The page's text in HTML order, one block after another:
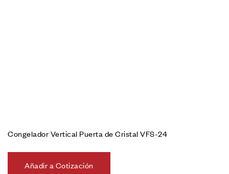
Congelador Vertical Puerta de Cristal VFS-24
Añadir a Cotización